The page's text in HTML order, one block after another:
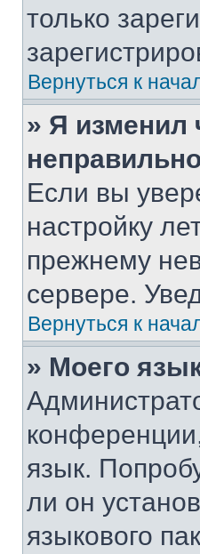
только
Вернуться к
» Я изменил
Если вы
настройку
прежнему
сервере.
Вернуться к
» Моего
язык.
ли он
языкового